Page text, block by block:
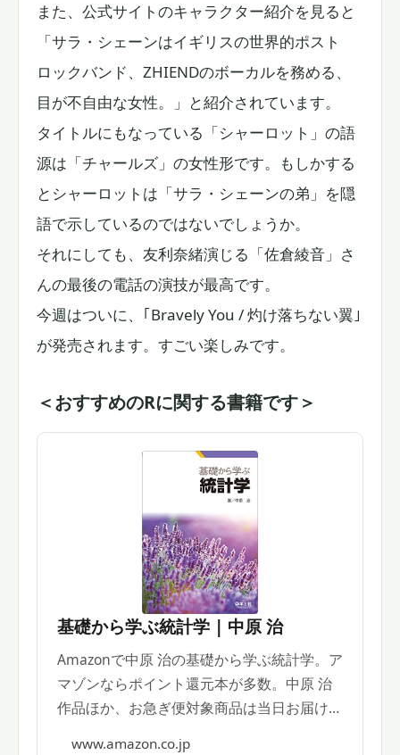
また、公式サイトのキャラクター紹介を見ると
「サラ・シェーンはイギリスの世界的ポスト
ロックバンド、ZHIENDのボーカルを務める、
目が不自由な女性。」と紹介されています。
タイトルにもなっている「シャーロット」の語
源は「チャールズ」の女性形です。もしかする
とシャーロットは「サラ・シェーンの弟」を隠
語で示しているのではないでしょうか。
それにしても、友利奈緒演じる「佐倉綾音」さ
んの最後の電話の演技が最高です。
今週はついに、｢Bravely You / 灼け落ちない翼｣
が発売されます。すごい楽しみです。
＜おすすめのRに関する書籍です＞
基礎から学ぶ統計学 | 中原 治
Amazonで中原 治の基礎から学ぶ統計学。ア
マゾンならポイント還元本が多数。中原 治
作品ほか、お急ぎ便対象商品は当日お届けも
www.amazon.co.jp